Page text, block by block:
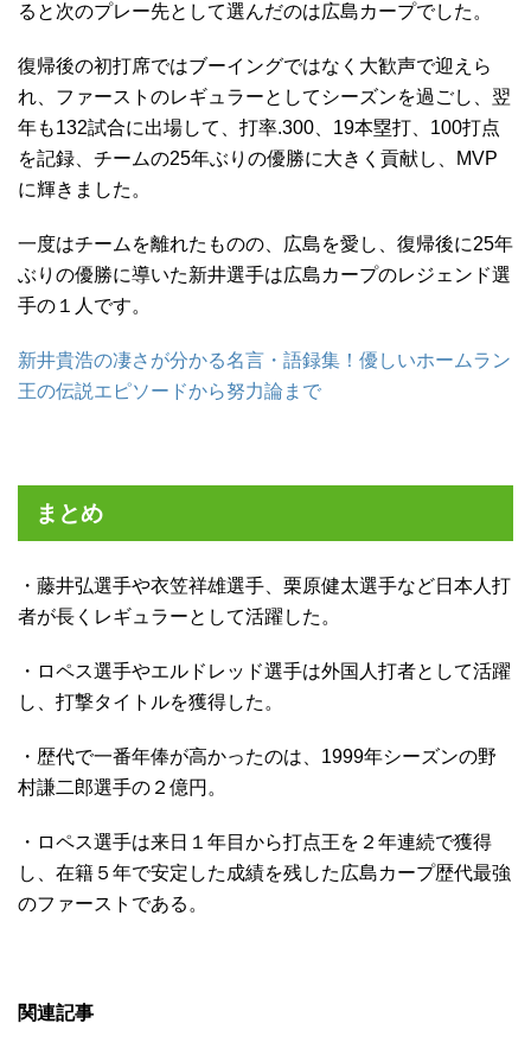
ると次のプレー先として選んだのは広島カープでした。
復帰後の初打席ではブーイングではなく大歓声で迎えら
れ、ファーストのレギュラーとしてシーズンを過ごし、翌
年も132試合に出場して、打率.300、19本塁打、100打点
を記録、チームの25年ぶりの優勝に大きく貢献し、MVP
に輝きました。
一度はチームを離れたものの、広島を愛し、復帰後に25年
ぶりの優勝に導いた新井選手は広島カープのレジェンド選
手の１人です。
新井貴浩の凄さが分かる名言・語録集！優しいホームラン
王の伝説エピソードから努力論まで
まとめ
・藤井弘選手や衣笠祥雄選手、栗原健太選手など日本人打
者が長くレギュラーとして活躍した。
・ロペス選手やエルドレッド選手は外国人打者として活躍
し、打撃タイトルを獲得した。
・歴代で一番年俸が高かったのは、1999年シーズンの野
村謙二郎選手の２億円。
・ロペス選手は来日１年目から打点王を２年連続で獲得
し、在籍５年で安定した成績を残した広島カープ歴代最強
のファーストである。
関連記事